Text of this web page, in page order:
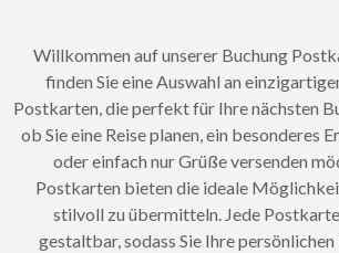
Willkommen auf unserer Buchung
finden Sie eine Auswahl an
Postkarten, die perfekt für Ihre nächsten
ob Sie eine Reise planen, ein besonderes
oder einfach nur Grüße versenden
Postkarten bieten die ideale
stilvoll zu übermitteln. Jede
gestaltbar, sodass Sie Ihre